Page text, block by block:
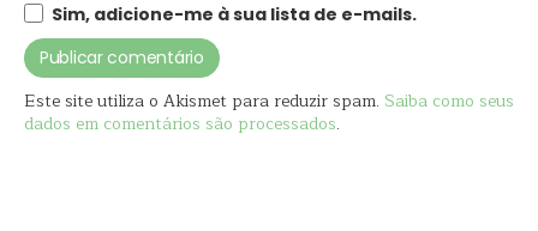
Sim, adicione-me à sua lista de e-mails.
Este site utiliza o Akismet para reduzir spam. Saiba como seus
dados em comentários são processados.